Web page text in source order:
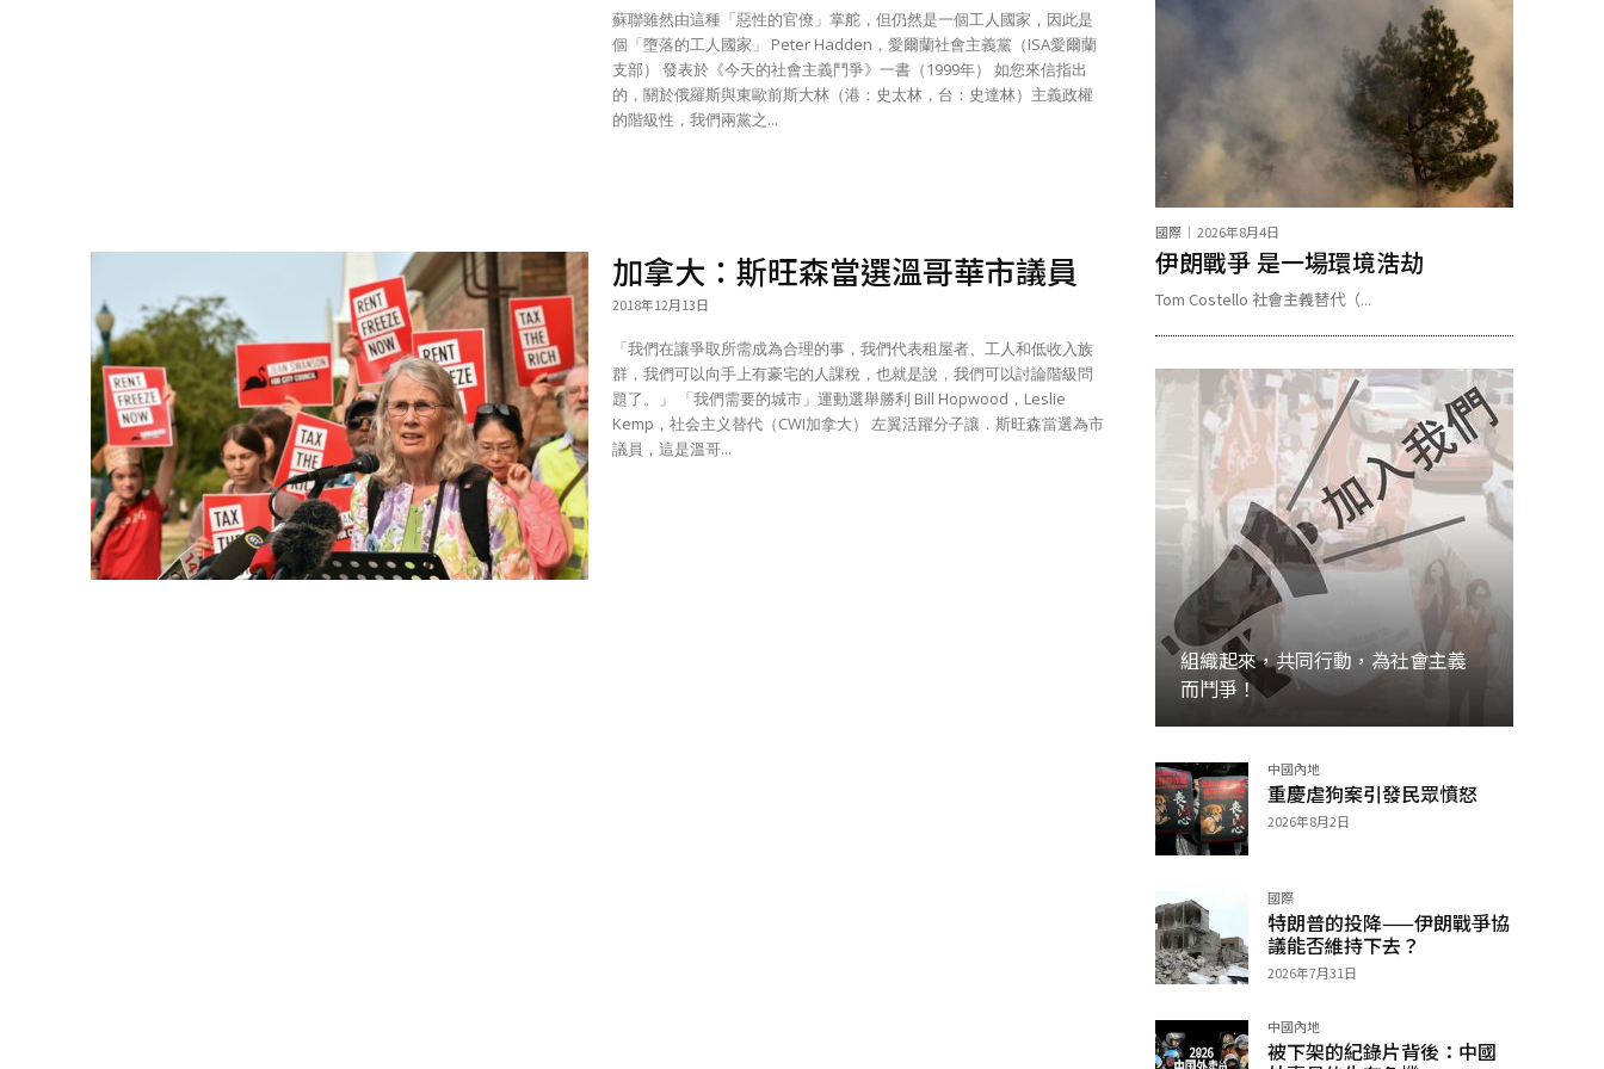
蘇聯雖然由這種「惡性的官僚」掌舵，但仍然是一個工人國家，因此是
個「墮落的工人國家」 Peter Hadden，愛爾蘭社會主義黨（ISA愛爾蘭
支部） 發表於《今天的社會主義鬥爭》一書（1999年） 如您來信指出
的，關於俄羅斯與東歐前斯大林（港：史太林，台：史達林）主義政權
的階級性，我們兩黨之...
加拿大：斯旺森當選溫哥華市議員
2018年12月13日
「我們在讓爭取所需成為合理的事，我們代表租屋者、工人和低收入族
群，我們可以向手上有豪宅的人課稅，也就是說，我們可以討論階級問
題了。」 「我們需要的城市」運動選舉勝利 Bill Hopwood，Leslie
Kemp，社会主义替代（CWI加拿大） 左翼活躍分子讓．斯旺森當選為市
議員，這是溫哥...
國際 2026年8月4日
伊朗戰爭 是一場環境浩劫
Tom Costello 社會主義替代（...
組織起來，共同行動，為社會主義
而鬥爭！
加入 中國內地
重慶虐狗案引發民眾憤怒
2026年8月2日
國際
特朗普的投降——伊朗戰爭協
議能否維持下去？
2026年7月31日
中國內地
被下架的紀錄片背後：中國